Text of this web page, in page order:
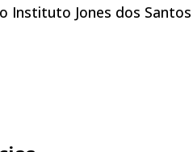
Instituto Jones dos